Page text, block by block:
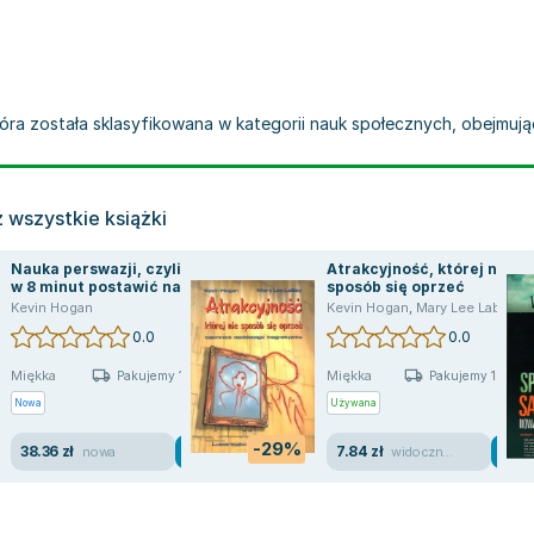
została sklasyfikowana w kategorii nauk społecznych,
wszystkie książki
Nauka perswazji, czyli jak
w 8 minut postawić na
swoim
Kevin Hogan
0.0
Miękka Pakujemy 11.08
Nowa
38.36 zł nowa -29%
Atrakcyjność, której nie
sposób się oprzeć
Kevin Hogan, Mary Lee Labay
0.0
Miękka Pakujemy 10.08
Używana
7.84 zł